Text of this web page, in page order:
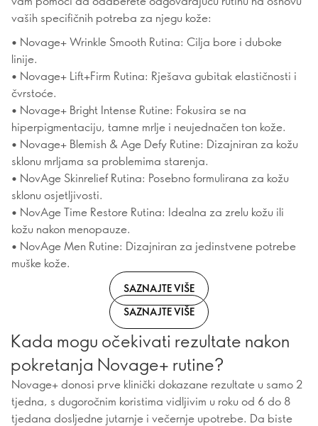
vaših specifičnih potreba za njegu kože:
• Novage+ Wrinkle Smooth Rutina: Cilja bore i duboke
linije.
• Novage+ Lift+Firm Rutina: Rješava gubitak elastičnosti i
čvrstoće.
• Novage+ Bright Intense Rutine: Fokusira se na
hiperpigmentaciju, tamne mrlje i neujednačen ton kože.
• Novage+ Blemish & Age Defy Rutine: Dizajniran za kožu
sklonu mrljama sa problemima starenja.
• NovAge Skinrelief Rutina: Posebno formulirana za kožu
sklonu osjetljivosti.
• NovAge Time Restore Rutina: Idealna za zrelu kožu ili
kožu nakon menopauze.
• NovAge Men Rutine: Dizajniran za jedinstvene potrebe
muške kože.
SAZNAJTE VIŠE
SAZNAJTE VIŠE
Kada mogu očekivati rezultate nakon
pokretanja Novage+ rutine?
Novage+ donosi prve klinički dokazane rezultate u samo 2
tjedna, s dugoročnim koristima vidljivim u roku od 6 do 8
tjedana dosljedne jutarnje i večernje upotrebe. Da biste